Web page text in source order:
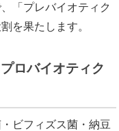
「プレバイオティク
を果たします。
ロバイオティク
ビフィズス菌・納豆